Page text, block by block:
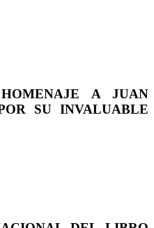
A JUAN
SU INVALUABLE